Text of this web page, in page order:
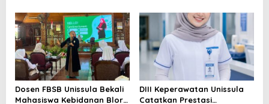
Dosen FBSB Unissula Bekali
Mahasiswa Kebidanan Blora
DIII Keperawatan Unissula
Catatkan Prestasi